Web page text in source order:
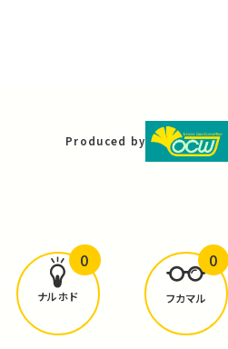
Produced by
な学びがありましたか？
ナルホド
0
フカマル
0